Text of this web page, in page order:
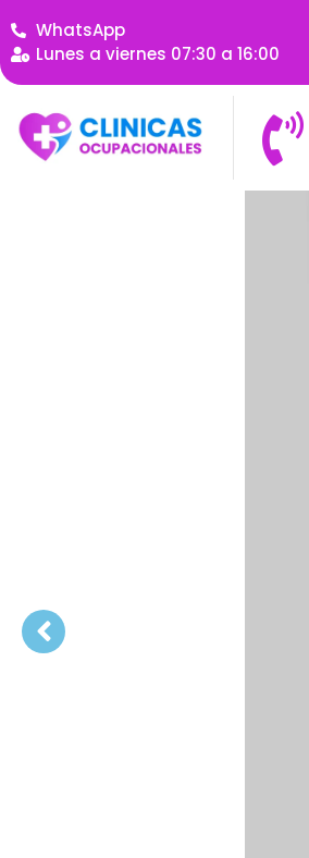
WhatsApp
Lunes a viernes 07:30 a 16:00